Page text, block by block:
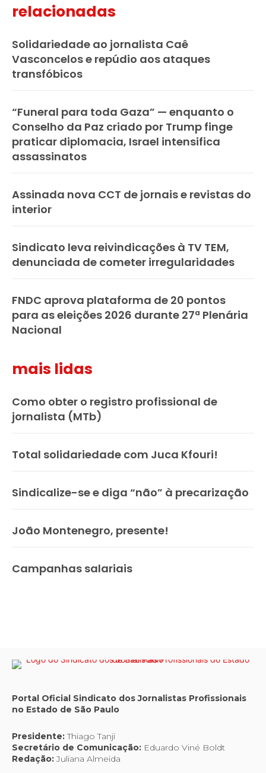
relacionadas
Solidariedade ao jornalista Caê
Vasconcelos e repúdio aos ataques
transfóbicos
“Funeral para toda Gaza” — enquanto o
Conselho da Paz criado por Trump finge
praticar diplomacia, Israel intensifica
assassinatos
Assinada nova CCT de jornais e revistas do
interior
Sindicato leva reivindicações à TV TEM,
denunciada de cometer irregularidades
FNDC aprova plataforma de 20 pontos
para as eleições 2026 durante 27ª Plenária
Nacional
mais lidas
Como obter o registro profissional de
jornalista (MTb)
Total solidariedade com Juca Kfouri!
Sindicalize-se e diga “não” à precarização
João Montenegro, presente!
Campanhas salariais
Portal Oficial Sindicato dos Jornalistas Profissionais
no Estado de São Paulo
Presidente:Thiago Tanji
Secretário de Comunicação: Eduardo Viné Boldt
Redação:Juliana Almeida